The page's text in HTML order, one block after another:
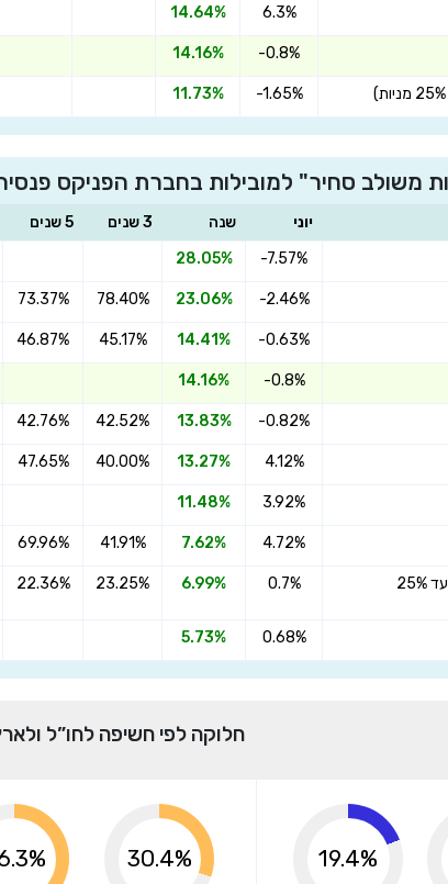
6.3%
14.64%
-0.8%
14.16%
-1.65%
11.73%
משולב סחיר" למובילות בחברת הפניקס
יוני שנה 3 שנים 5 שנים
-7.57%
28.05%
-2.46%
23.06%
78.40%
73.37%
-0.63%
14.41%
45.17%
46.87%
-0.8%
14.16%
-0.82%
13.83%
42.52%
42.76%
4.12%
13.27%
40.00%
47.65%
3.92%
11.48%
4.72%
7.62%
41.91%
69.96%
הפניקס השתלמות אשראי ואג"ח עם מניות (עד 25%
0.7%
6.99%
23.25%
22.36%
0.68%
5.73%
19.4%
חלוקה לפי חשיפה לחו”ל
30.4%
הצטרפו הפניקס השתלמות משולב
שדרגו למסלול המוביל בתשואה בליווי
הפרטים שמסרתי ישמשו לקבלת פניות,